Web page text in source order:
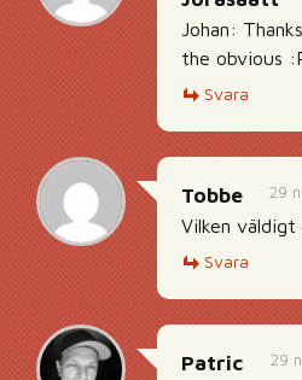
Johan:
the obvious
Svara
29
Tobbe
Vilken väldigt
Svara
29
Patric